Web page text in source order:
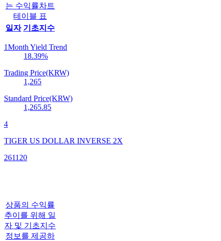
는 수익률차트
테이블 표
일자 기초지수
1Month Yield Trend
18.39%
Trading Price(KRW)
1,265
Standard Price(KRW)
1,265.85
4
TIGER US DOLLAR INVERSE 2X
261120
상품의 수익률
추이를 위해 일
자 및 기초지수
정보를 제공하